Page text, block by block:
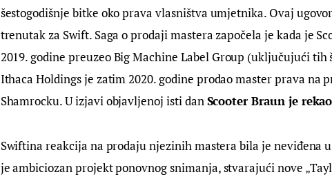
šestogodišnje bitke oko prava vlasništva umjetnika. Ovaj
trenutak za Swift. Saga o prodaji mastera započela je kada je
2019. godine preuzeo Big Machine Label Group (uključujući tih
Ithaca Holdings je zatim 2020. godine prodao master prava na
Shamrocku. U izjavi objavljenoj isti dan Scooter Braun je rekao
Swiftina reakcija na prodaju njezinih mastera bila je neviđena
je ambiciozan projekt ponovnog snimanja, stvarajući nove